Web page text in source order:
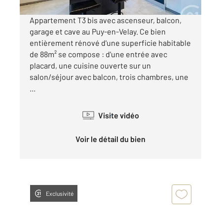
Appartement T3 bis avec ascenseur, balcon,
garage et cave au Puy-en-Velay. Ce bien
entièrement rénové d'une superficie habitable
de 88m² se compose : d'une entrée avec
placard, une cuisine ouverte sur un
salon/séjour avec balcon, trois chambres, une
...
Visite vidéo
Voir le détail du bien
Exclusivité